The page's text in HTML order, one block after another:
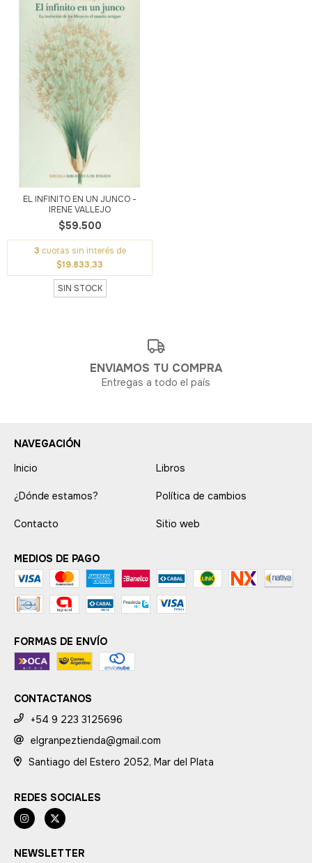
EL INFINITO EN UN JUNCO -
IRENE VALLEJO
$59.500
3 cuotas sin interés de
$19.833,33
SIN STOCK
ENVIAMOS TU COMPRA
Entregas a todo el país
NAVEGACIÓN
Inicio
Libros
¿Dónde estamos? Política de cambios
Contacto Sitio web
MEDIOS DE PAGO
FORMAS DE ENVÍO
CONTACTANOS
+54 9 223 3125696
elgranpeztienda@gmail.com
Santiago del Estero 2052, Mar del Plata
REDES SOCIALES
NEWSLETTER